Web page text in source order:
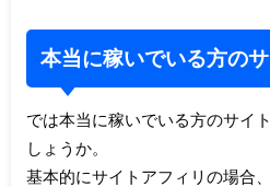
本当に稼いでいる方の
では本当に稼いでいる方のサイ
しょうか。
基本的にサイトアフィリの場合